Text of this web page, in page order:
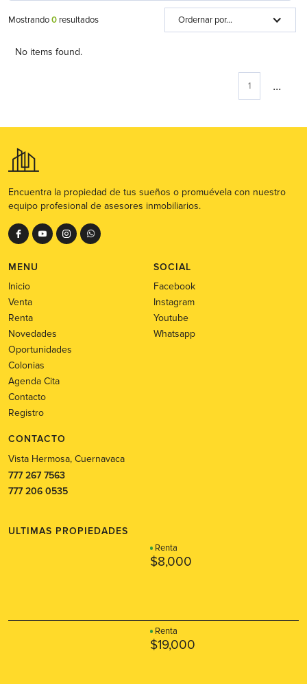
Mostrando0 resultados Ordernar por...
No items found.
1 ...
Encuentra la propiedad de tus sueños o promuévela con nuestro
equipo profesional de asesores inmobiliarios.
MENU
Inicio
Venta
Renta
Novedades
Oportunidades
Colonias
Agenda Cita
Contacto
Registro
SOCIAL
Facebook
Instagram
Youtube
Whatsapp
CONTACTO
Vista Hermosa, Cuernavaca
777 267 7563
777 206 0535
ULTIMAS PROPIEDADES
Renta
$8,000
Renta
$19,000